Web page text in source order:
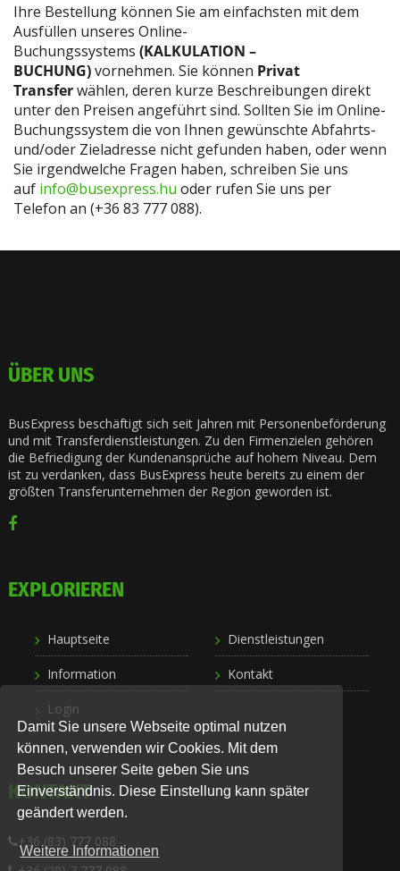
Damit Sie unsere Webseite optimal nutzen
können, verwenden wir Cookies. Mit dem
Besuch unserer Seite geben Sie uns
Einverständnis. Diese Einstellung kann später
geändert werden.
Weitere Informationen
Ihre Bestellung können Sie am einfachsten mit dem
Ausfüllen unseres Online-
Buchungssystems (KALKULATION –
BUCHUNG)vornehmen. Sie können Privat
Transferwählen, deren kurze Beschreibungen direkt
unter den Preisen angeführt sind. Sollten Sie im Online-
Buchungssystem die von Ihnen gewünschte Abfahrts-
und/oder Zieladresse nicht gefunden haben, oder wenn
Sie irgendwelche Fragen haben, schreiben Sie uns
auf info@busexpress.hu oder rufen Sie uns per
Telefon an (+36 83 777 088).
ÜBER UNS
BusExpress beschäftigt sich seit Jahren mit Personenbeförderung
und mit Transferdienstleistungen. Zu den Firmenzielen gehören
die Befriedigung der Kundenansprüche auf hohem Niveau. Dem
ist zu verdanken, dass BusExpress heute bereits zu einem der
größten Transferunternehmen der Region geworden ist.
EXPLORIEREN
Hauptseite Dienstleistungen
Information Kontakt
Login
KONTAKT
+36 (83) 777 088